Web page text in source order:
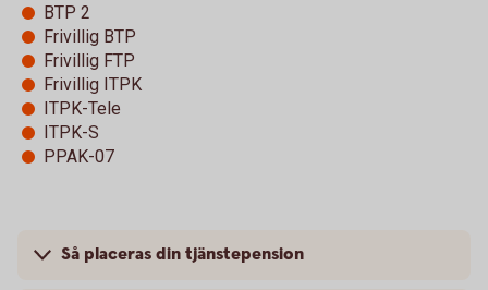
BTP 2
Frivillig BTP
Frivillig FTP
Frivillig ITPK
ITPK-Tele
ITPK-S
PPAK-07
Så placeras din tjänstepension